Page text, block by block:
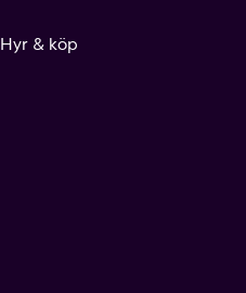
Hyr & köp